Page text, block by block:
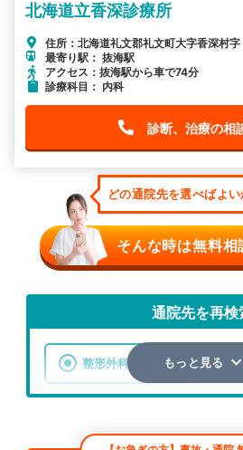
北海道立香深診療所
住所：北海道礼文郡礼文町大字香深村
最寄り駅： 抜海駅
アクセス：抜海駅から車で74分
診療科目： 内科
診断、治療の相
どの通院先を選べばよ
そんな時は無料相
通院先を再検
整形外科 もっと見る